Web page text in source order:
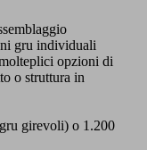
gru individuali
opzioni di
o struttura in
girevoli) o 1.200